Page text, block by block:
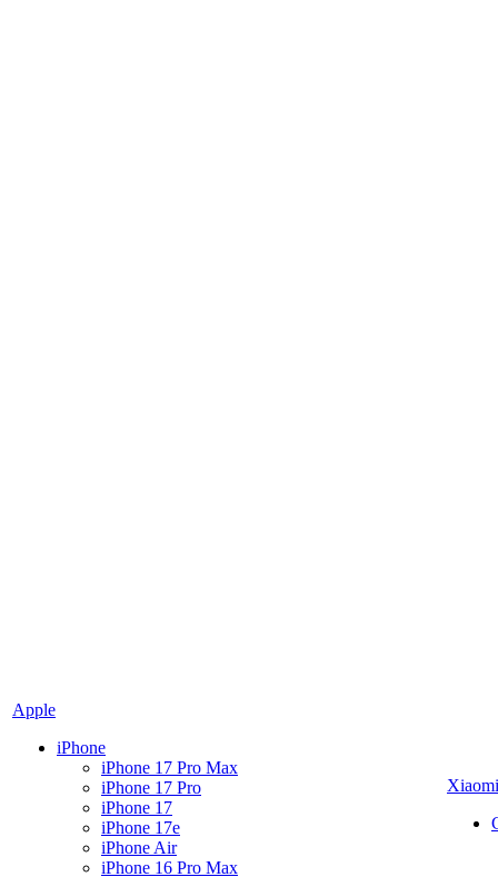
Apple
iPhone
iPhone 17 Pro Max
iPhone 17 Pro
iPhone 17
iPhone 17e
iPhone Air
iPhone 16 Pro Max
Xiaomi